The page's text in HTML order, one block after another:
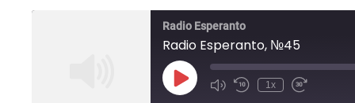
Radio Esperanto
Radio Esperanto, №45
Play
Episode Mute/Unmute
Rewind
1x
Fast